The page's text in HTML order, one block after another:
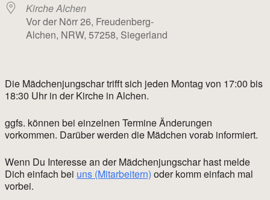
Kirche Alchen
Vor der Nörr 26, Freudenberg-
Alchen, NRW, 57258, Siegerland
Die Mädchenjungschar trifft sich jeden Montag von 17:00 bis
18:30 Uhr in der Kirche in Alchen.
ggfs. können bei einzelnen Termine Änderungen
vorkommen. Darüber werden die Mädchen vorab informiert.
Wenn Du Interesse an der Mädchenjungschar hast melde
Dich einfach bei uns (Mitarbeitern) oder komm einfach mal
vorbei.